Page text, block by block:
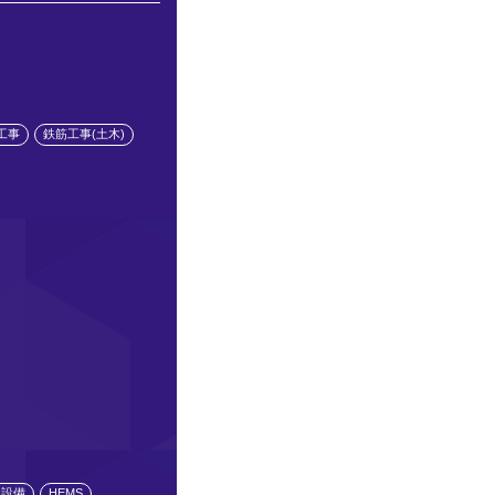
事 鉄筋工事(土木)
備 HEMS